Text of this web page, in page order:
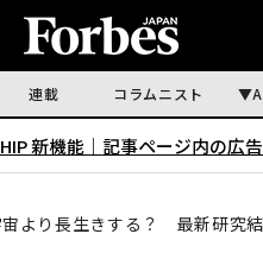
連載 コラムニスト
新機能｜ 記事ページ内の広
より長生きする？ 最新研究